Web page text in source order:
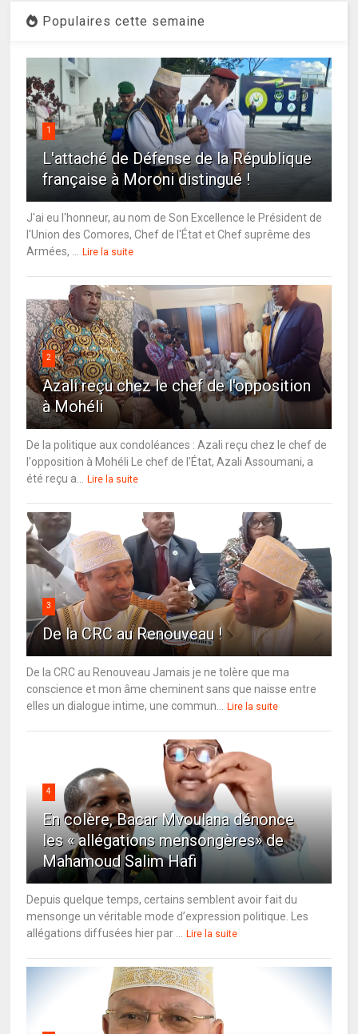
Populaires cette semaine
1
L'attaché de Défense de la République
française à Moroni distingué !
J'ai eu l'honneur, au nom de Son Excellence le Président de
l'Union des Comores, Chef de l'État et Chef suprême des
Armées, ...
Lire la suite
2
Azali reçu chez le chef de l'opposition
à Mohéli
De la politique aux condoléances : Azali reçu chez le chef de
l'opposition à Mohéli Le chef de l'État, Azali Assoumani, a
été reçu a...
Lire la suite
3
De la CRC au Renouveau !
De la CRC au Renouveau Jamais je ne tolère que ma
conscience et mon âme cheminent sans que naisse entre
elles un dialogue intime, une commun...
Lire la suite
4
En colère, Bacar Mvoulana dénonce
les « allégations mensongères» de
Mahamoud Salim Hafi
Depuis quelque temps, certains semblent avoir fait du
mensonge un véritable mode d’expression politique. Les
allégations diffusées hier par ...
Lire la suite